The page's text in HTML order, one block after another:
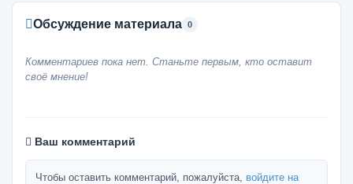
Обсуждение материала 0
Комментариев пока нет. Станьте первым, кто оставит
своё мнение!
Ваш комментарий
Чтобы оставить комментарий, пожалуйста, войдите на